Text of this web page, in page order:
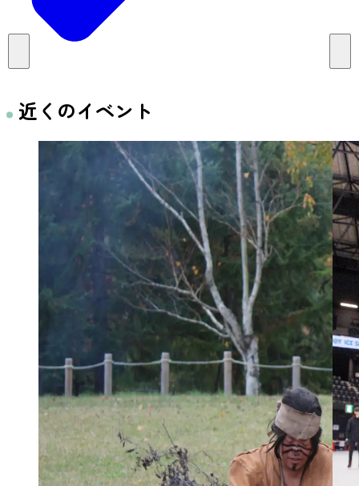
観光マップ
せんだい旅日和とは
仙臺写真館フォトギャラリー
せんだい旅日和 X
せんだい旅日和 Instagram
近くのイベント